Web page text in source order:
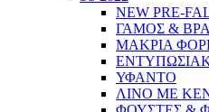
NEW PRE-
ΓΑΜΟΣ &
ΜΑΚΡΙΑ
ΥΦΑΝΤΟ
ΛΙΝΟ ΜΕ